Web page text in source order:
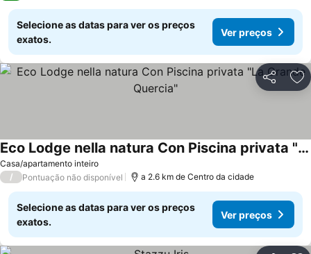
Selecione as datas para ver os preços
exatos.
Ver preços
Partilhar
Casa/apartamento inteiro
Eco Lodge nella natura Con Piscina privata "La Grande Quercia"
/ Pontuação não disponível a 2.6 km de Centro da cidade
Selecione as datas para ver os preços
exatos.
Ver preços